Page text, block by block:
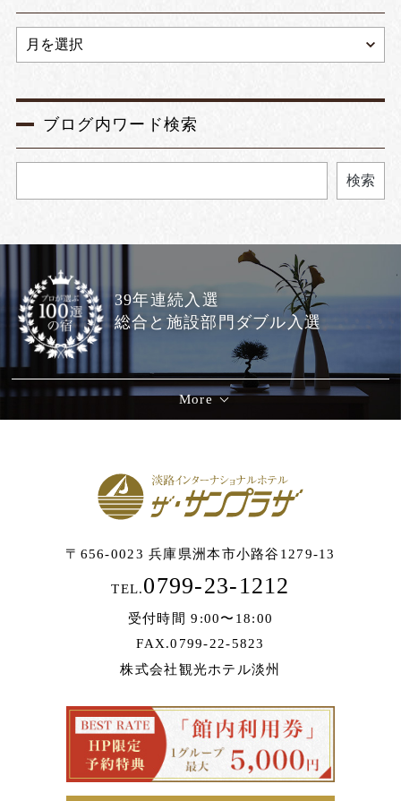
ブログ内ワード検索
検索
39年連続入選
総合と施設部門ダブル入選
More
〒656-0023 兵庫県洲本市小路谷1279-13
TEL.0799-23-1212
受付時間 9:00〜18:00
FAX.0799-22-5823
株式会社観光ホテル淡州